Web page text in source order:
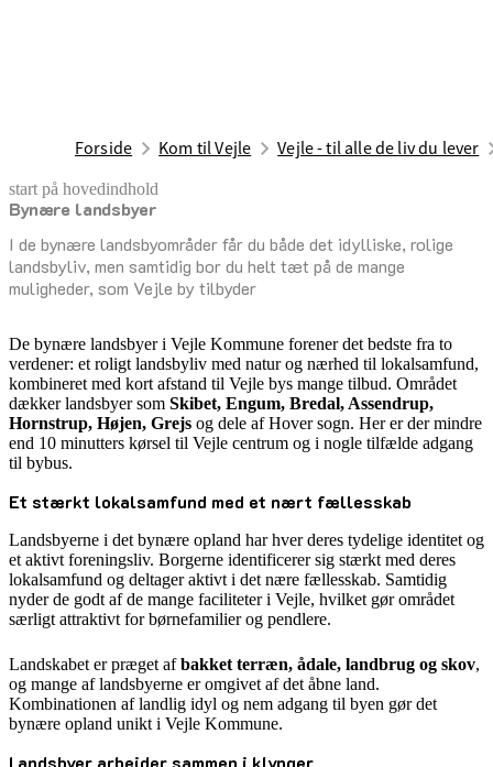
Forside Kom til Vejle Vejle - til alle de liv du lever
start på hovedindhold
Bynære landsbyer
I de bynære landsbyområder får du både det idylliske, rolige
landsbyliv, men samtidig bor du helt tæt på de mange
muligheder, som Vejle by tilbyder
senest opdateret 17. februar 2026
De bynære landsbyer i Vejle Kommune forener det bedste fra to
verdener: et roligt landsbyliv med natur og nærhed til lokalsamfund,
kombineret med kort afstand til Vejle bys mange tilbud. Området
dækker landsbyer som Skibet, Engum, Bredal, Assendrup,
Hornstrup, Højen, Grejs og dele af Hover sogn. Her er der mindre
end 10 minutters kørsel til Vejle centrum og i nogle tilfælde adgang
til bybus.
Et stærkt lokalsamfund med et nært fællesskab
Landsbyerne i det bynære opland har hver deres tydelige identitet og
et aktivt foreningsliv. Borgerne identificerer sig stærkt med deres
lokalsamfund og deltager aktivt i det nære fællesskab. Samtidig
nyder de godt af de mange faciliteter i Vejle, hvilket gør området
særligt attraktivt for børnefamilier og pendlere.
Landskabet er præget afbakket terræn, ådale, landbrug og skov,
og mange af landsbyerne er omgivet af det åbne land.
Kombinationen af landlig idyl og nem adgang til byen gør det
bynære opland unikt i Vejle Kommune.
Landsbyer arbejder sammen i klynger